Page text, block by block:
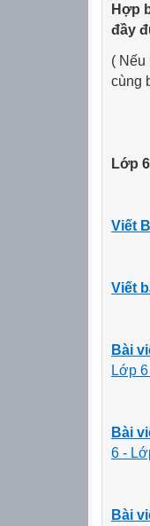
Hợp
đầy
( Nếu
cùng
Lớp 6
Viết
Viết
Bài
Lớp
Bài
6 -
Bài